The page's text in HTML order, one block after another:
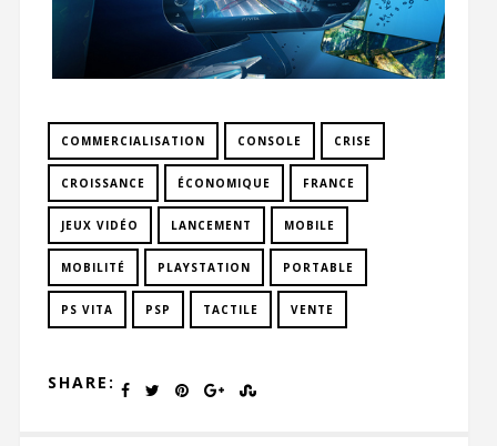
COMMERCIALISATION CONSOLE CRISE
CROISSANCE ÉCONOMIQUE FRANCE
JEUX VIDÉO LANCEMENT MOBILE
MOBILITÉ PLAYSTATION PORTABLE
PS VITA PSP TACTILE VENTE
SHARE: